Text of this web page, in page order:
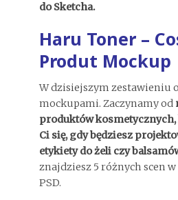
do Sketcha.
Haru Toner –
Produt Mockup
W dzisiejszym zestawieniu
mockupami. Zaczynamy od
produktów
Ci się, gdy będziesz
etykiety do żeli czy
znajdziesz 5 różnych scen
PSD.